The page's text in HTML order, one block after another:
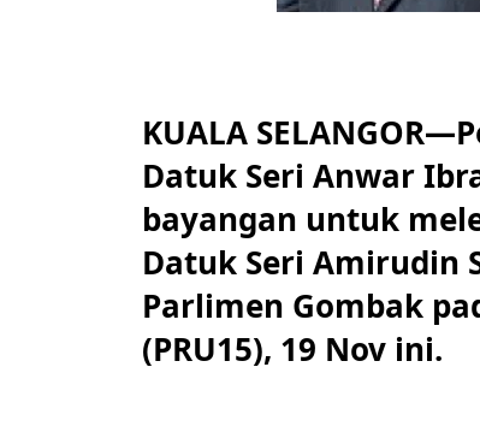
KUALA
Datuk Seri Anwar
bayangan untuk
Datuk Seri Amirudin
Parlimen Gombak
(PRU15), 19 Nov ini.